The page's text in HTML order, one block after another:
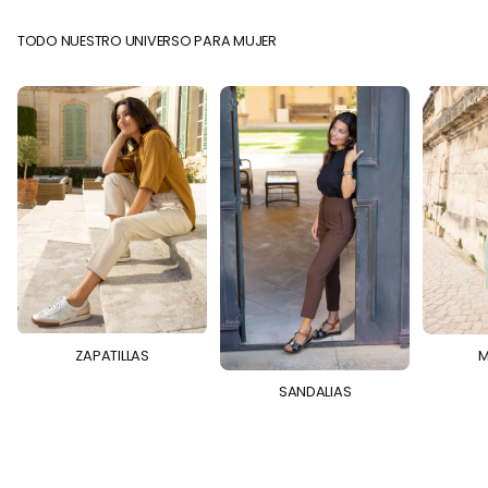
TODO NUESTRO UNIVERSO PARA MUJER
ZAPATILLAS
SANDALIAS